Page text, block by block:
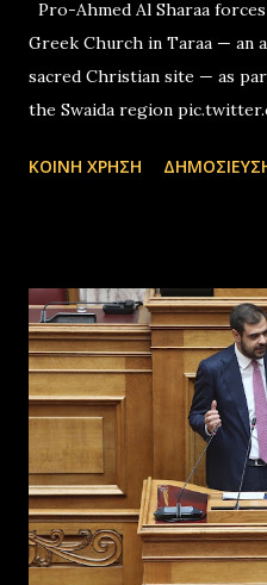
Pro-Ahmed Al Sharaa
Greek Church in Taraa — an
sacred Christian site — as
the Swaida region
ΚΟΙΝΉ ΧΡΉΣΗ